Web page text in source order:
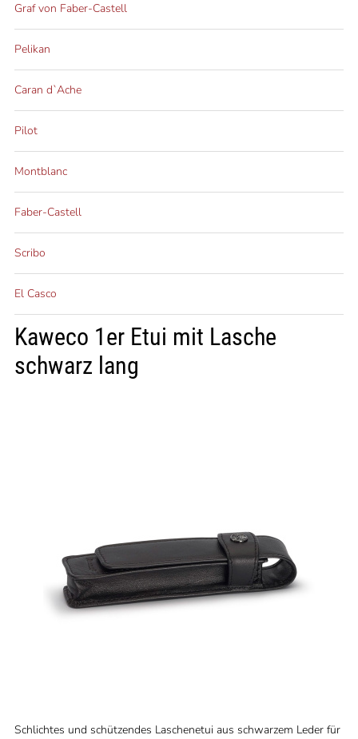
Graf von Faber-Castell
Pelikan
Caran d`Ache
Pilot
Montblanc
Faber-Castell
Scribo
El Casco
Kaweco 1er Etui mit Lasche
schwarz lang
Schlichtes und schützendes Laschenetui aus schwarzem Leder für